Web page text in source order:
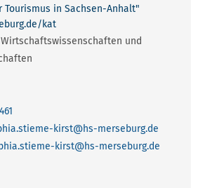
Tourismus in Sachsen-Anhalt"
kat
und
kirst@hs-merseburg.de
kirst@hs-merseburg.de